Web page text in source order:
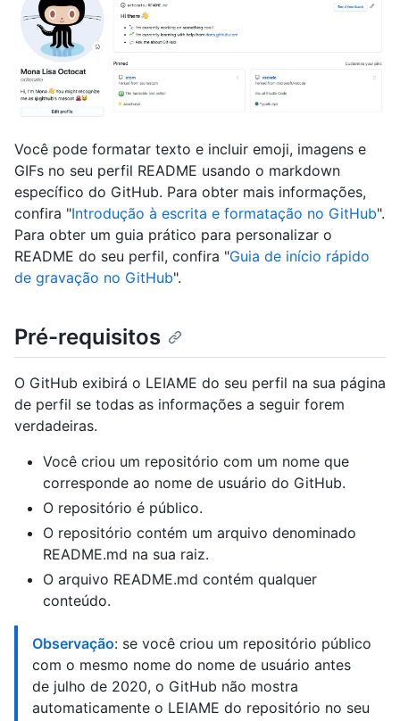
Você pode formatar texto e incluir emoji, imagens e
GIFs no seu perfil README usando o markdown
específico do GitHub. Para obter mais informações,
confira "Introdução à escrita e formatação no GitHub".
Para obter um guia prático para personalizar o
README do seu perfil, confira "Guia de início rápido
de gravação no GitHub".
Pré-requisitos
O GitHub exibirá o LEIAME do seu perfil na sua página
de perfil se todas as informações a seguir forem
verdadeiras.
Você criou um repositório com um nome que
corresponde ao nome de usuário do GitHub.
O repositório é público.
O repositório contém um arquivo denominado
README.md na sua raiz.
O arquivo README.md contém qualquer
conteúdo.
Observação: se você criou um repositório público
com o mesmo nome do nome de usuário antes
de julho de 2020, o GitHub não mostra
automaticamente o LEIAME do repositório no seu